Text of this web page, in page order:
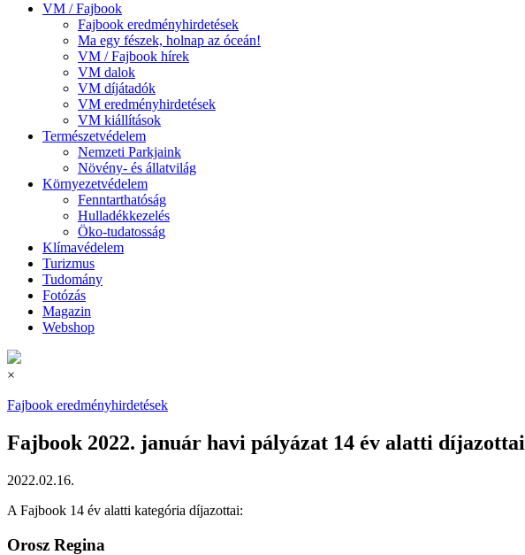
VM / Fajbook
Fajbook eredményhirdetések
Ma egy fészek, holnap az óceán!
VM / Fajbook hírek
VM dalok
VM díjátadók
VM eredményhirdetések
VM kiállítások
Természetvédelem
Nemzeti Parkjaink
Növény- és állatvilág
Környezetvédelem
Fenntarthatóság
Hulladékkezelés
Öko-tudatosság
Klímavédelem
Turizmus
Tudomány
Fotózás
Magazin
Webshop
×
Fajbook eredményhirdetések
Fajbook 2022. január havi pályázat 14 év alatti díjazottai
2022.02.16.
A Fajbook 14 év alatti kategória díjazottai:
Orosz Regina